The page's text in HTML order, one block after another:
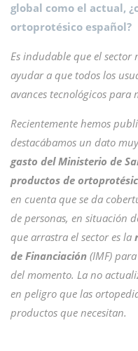
global como el actual,
ortoprotésico español?
Es indudable que el
ayudar a que todos los
avances tecnológicos para
Recientemente hemos
destacábamos un dato
gasto del Ministerio de
productos de
en cuenta que se da
de personas, en situación
que arrastra el sector es la
de Financiación (IMF)
del momento. La no
en peligro que las
productos que necesitan.